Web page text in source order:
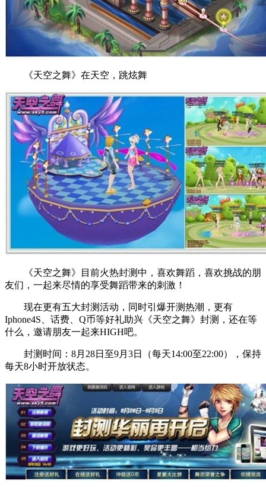
《天空之舞》在天空，跳炫舞
《天空之舞》目前火热封测中，喜欢舞蹈，喜欢挑战的朋
友们，一起来尽情的享受舞蹈带来的刺激！
现在更有五大封测活动，同时引爆开测热潮，更有
Iphone4S、话费、Q币等好礼助兴《天空之舞》封测，还在等
什么，邀请朋友一起来HIGH吧。
封测时间：8月28日至9月3日（每天14:00至22:00），保持
每天8小时开放状态。